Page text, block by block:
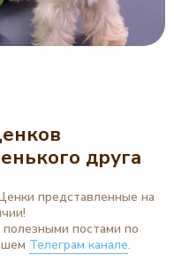
друга
представленные на
постами по
Телеграм канале.